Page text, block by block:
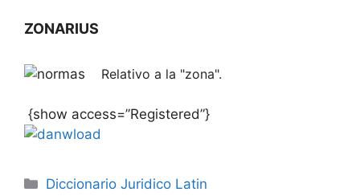
ZONARIUS
Relativo a la "zona".
{show access=”Registered”}
Categories
Diccionario Juridico Latin